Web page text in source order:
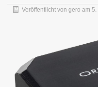
Veröffentlicht von gero am 5.